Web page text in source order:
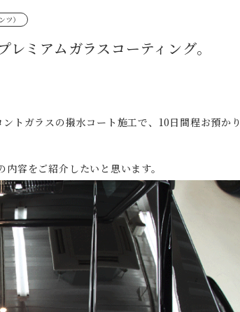
）
レミアムガラスコーティング。
トガラスの撥水コート施工で、10日間程お預かり
容をご紹介したいと思います。